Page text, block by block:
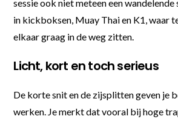
sessie ook niet meteen een wandelende
in kickboksen, Muay Thai en K1, waar
elkaar graag in de weg zitten.
Licht, kort en toch serieus
De korte snit en de zijsplitten geven je
werken. Je merkt dat vooral bij hoge